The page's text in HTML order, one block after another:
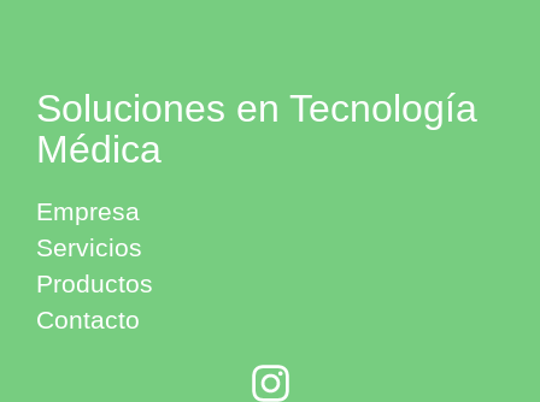
Soluciones en Tecnología
Médica
Empresa
Servicios
Productos
Contacto